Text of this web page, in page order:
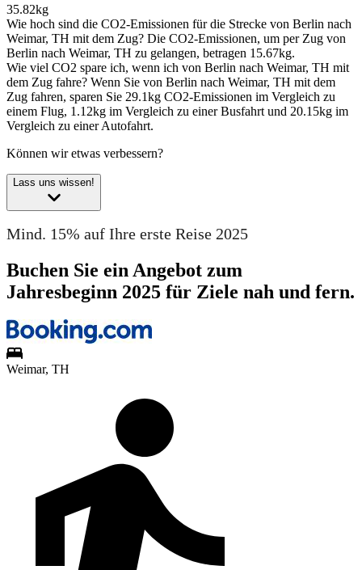
35.82kg
Wie hoch sind die CO2-Emissionen für die Strecke von Berlin nach
Weimar, TH mit dem Zug? Die CO2-Emissionen, um per Zug von
Berlin nach Weimar, TH zu gelangen, betragen 15.67kg.
Wie viel CO2 spare ich, wenn ich von Berlin nach Weimar, TH mit
dem Zug fahre? Wenn Sie von Berlin nach Weimar, TH mit dem
Zug fahren, sparen Sie 29.1kg CO2-Emissionen im Vergleich zu
einem Flug, 1.12kg im Vergleich zu einer Busfahrt und 20.15kg im
Vergleich zu einer Autofahrt.
Können wir etwas verbessern?
Lass uns wissen!
Mind. 15% auf Ihre erste Reise 2025
Buchen Sie ein Angebot zum
Jahresbeginn 2025 für Ziele nah und fern.
Weimar, TH